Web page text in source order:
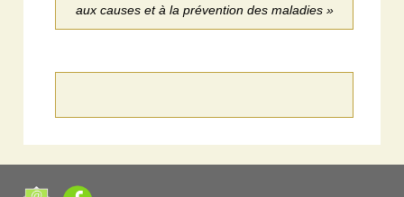
aux causes et à la prévention des maladies »